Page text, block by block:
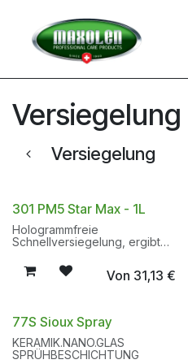
Versiegelung
Versiegelung
301 PM5 Star Max - 1L
Hologrammfreie
Schnellversiegelung, ergibt
Auf allen Lacken und
lackierten Kunststoffen
Von 31,13 €
77S Sioux Spray
KERAMIK.NANO.GLAS
SPRÜHBESCHICHTUNG